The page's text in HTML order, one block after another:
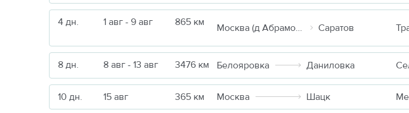
4 дн. 1 авг - 9 авг 865 км Москва (д Абрамовка) Саратов
8 дн. 8 авг - 13 авг 3476 км Белояровка Даниловка
10 дн. 15 авг 365 км Москва Шацк